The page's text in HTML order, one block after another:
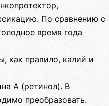
По сравнению с
время года
как правило, калий и
А (ретинол). В
преобразовать.